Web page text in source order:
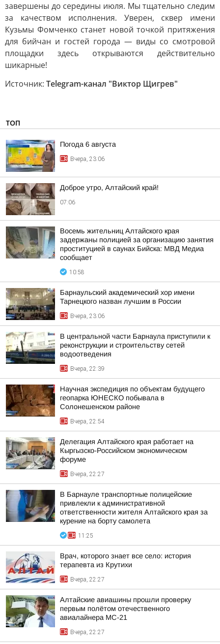
завершены до середины июля. Мы тщательно следим
за качеством исполнения. Уверен, сквер имени
Кузьмы Фомченко станет новой точкой притяжения
для бийчан и гостей города — виды со смотровой
площадки здесь открываются действительно
шикарные!
Источник: Telegram-канал "Виктор Щигрев"
ТОП
Погода 6 августа
Вчера, 23:06
Доброе утро, Алтайский край!
07:06
Восемь жительниц Алтайского края
задержаны полицией за организацию занятия
проституцией в саунах Бийска: МВД Медиа
сообщает
10:58
Барнаульский академический хор имени
Тарнецкого назван лучшим в России
Вчера, 23:06
В центральной части Барнаула приступили к
реконструкции и строительству сетей
водоотведения
Вчера, 22:39
Научная экспедиция по объектам будущего
геопарка ЮНЕСКО побывала в
Солонешенском районе
Вчера, 22:54
Делегация Алтайского края работает на
Кыргызско-Российском экономическом
форуме
Вчера, 22:27
В Барнауле транспортные полицейские
привлекли к административной
ответственности жителя Алтайского края за
курение на борту самолета
11:25
Врач, которого знает все село: история
терапевта из Крутихи
Вчера, 22:27
Алтайские авиашины прошли проверку
первым полётом отечественного
авиалайнера МС-21
Вчера, 22:27